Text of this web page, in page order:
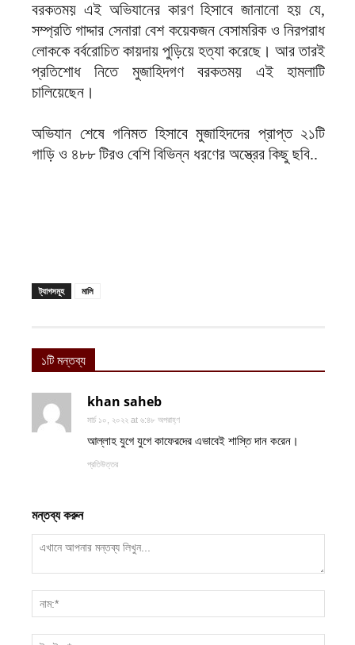
বরকতময় এই অভিযানের কারণ হিসাবে জানানো হয় যে,
সম্প্রতি গাদ্দার সেনারা বেশ কয়েকজন বেসামরিক ও নিরপরাধ
লোককে বর্বরোচিত কায়দায় পুড়িয়ে হত্যা করেছে। আর তারই
প্রতিশোধ নিতে মুজাহিদগণ বরকতময় এই হামলাটি
চালিয়েছেন।
অভিযান শেষে গনিমত হিসাবে মুজাহিদদের প্রাপ্ত ২১টি
গাড়ি ও ৪৮৮ টিরও বেশি বিভিন্ন ধরণের অস্ত্রের কিছু ছবি..
ট্যাগসমূহ মালি
১টি মন্তব্য
khan saheb
মার্চ ১০, ২০২২ at ৬:৪৮ অপরাহ্ণ
আল্লাহ যুগে যুগে কাফেরদের এভাবেই শাস্তি দান করেন।
প্রতিউত্তর
মন্তব্য করুন